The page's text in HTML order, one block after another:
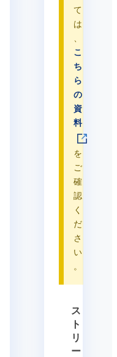
て
は
、
こ
ち
ら
の
資
料
を
ご
確
認
く
だ
さ
い
。
ス
ト
リ
ー